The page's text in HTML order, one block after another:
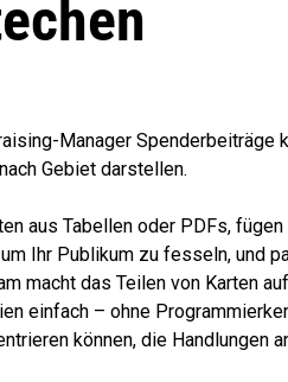
Manager Spenderbeiträge
Gebiet darstellen.
aus Tabellen oder PDFs,
Ihr Publikum zu fesseln, und
macht das Teilen von Karten
einfach – ohne
können, die Handlungen